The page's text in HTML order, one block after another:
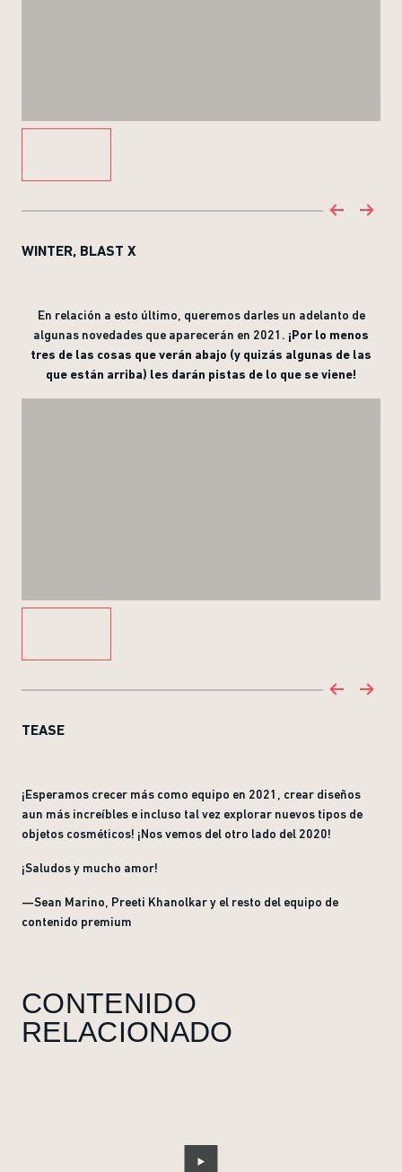
WINTER, BLAST X
En relación a esto último, queremos darles un adelanto de
algunas novedades que aparecerán en 2021. ¡Por lo menos
tres de las cosas que verán abajo (y quizás algunas de las
que están arriba) les darán pistas de lo que se viene!
TEASE
¡Esperamos crecer más como equipo en 2021, crear diseños
aun más increíbles e incluso tal vez explorar nuevos tipos de
objetos cosméticos! ¡Nos vemos del otro lado del 2020!
¡Saludos y mucho amor!
—Sean Marino, Preeti Khanolkar y el resto del equipo de
contenido premium
CONTENIDO
RELACIONADO